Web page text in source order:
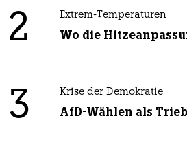
2 Extrem-Temperaturen
Wo die
3 Krise der Demokratie
AfD-Wählen als